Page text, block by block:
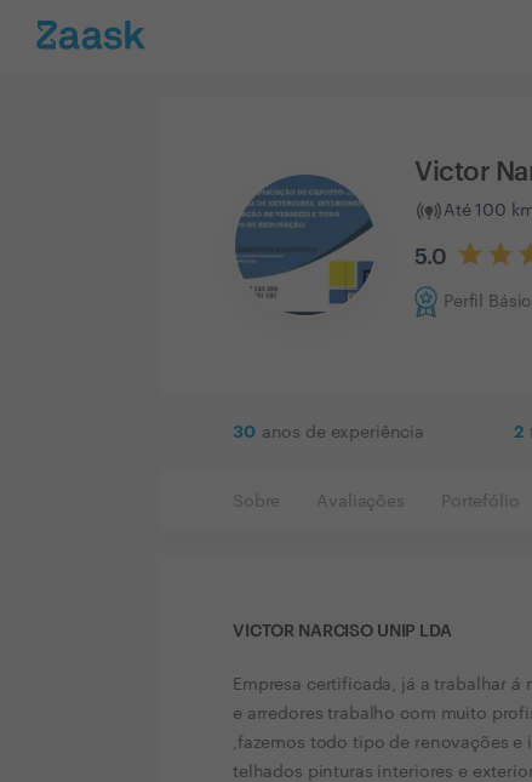
Victor
Até 100
5.0
Perfil
30 anos de experiência 2
Sobre Avaliações Portefólio
VICTOR NARCISO UNIP LDA
Empresa certificada, já a trabalhar
e arredores trabalho com muito
,fazemos todo tipo de renovações e
telhados pinturas interiores e